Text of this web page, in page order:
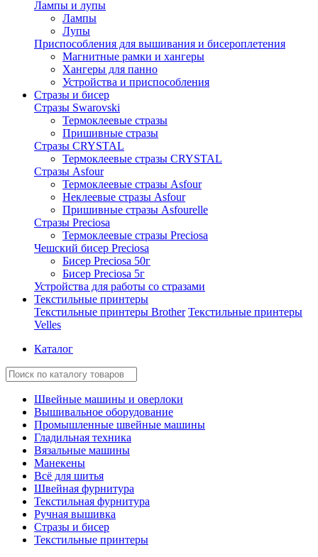
Лампы и лупы
Лампы
Лупы
Приспособления для вышивания и бисероплетения
Магнитные рамки и хангеры
Хангеры для панно
Устройства и приспособления
Стразы и бисер
Стразы Swarovski
Термоклеевые стразы
Пришивные стразы
Стразы CRYSTAL
Термоклеевые стразы CRYSTAL
Стразы Asfour
Термоклеевые стразы Asfour
Неклеевые стразы Asfour
Пришивные стразы Asfourelle
Стразы Preciosa
Термоклеевые стразы Preciosa
Чешский бисер Preciosa
Бисер Preciosa 50г
Бисер Preciosa 5г
Устройства для работы со стразами
Текстильные принтеры
Текстильные принтеры Brother Текстильные принтеры
Velles
Каталог
Швейные машины и оверлоки
Вышивальное оборудование
Промышленные швейные машины
Гладильная техника
Вязальные машины
Манекены
Всё для шитья
Швейная фурнитура
Текстильная фурнитура
Ручная вышивка
Стразы и бисер
Текстильные принтеры